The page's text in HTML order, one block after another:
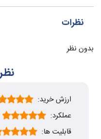
نظرات
بدون نظر
ارزش خرید:
عملکرد:
قابلیت ها: